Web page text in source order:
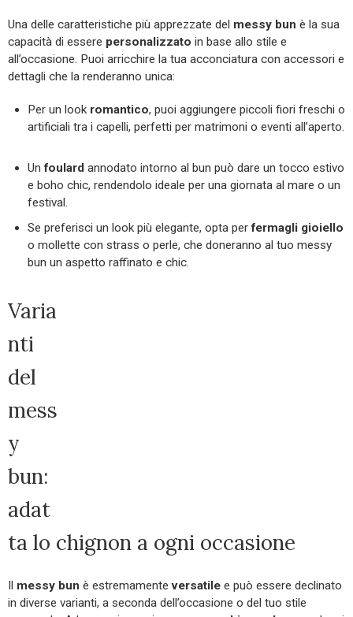
Una delle caratteristiche più apprezzate del messy bun è la sua
capacità di essere personalizzato in base allo stile e
all’occasione. Puoi arricchire la tua acconciatura con accessori e
dettagli che la renderanno unica:
Per un look romantico, puoi aggiungere piccoli fiori freschi o
artificiali tra i capelli, perfetti per matrimoni o eventi all’aperto.
Unfoulard annodato intorno al bun può dare un tocco estivo
e boho chic, rendendolo ideale per una giornata al mare o un
festival.
Se preferisci un look più elegante, opta perfermagli gioiello
o mollette con strass o perle, che doneranno al tuo messy
bun un aspetto raffinato e chic.
Varia
nti
del
mess
y
bun:
adat
ta lo chignon a ogni occasione
messy bun è estremamenteversatile e può essere declinato
in diverse varianti, a seconda dell’occasione o del tuo stile